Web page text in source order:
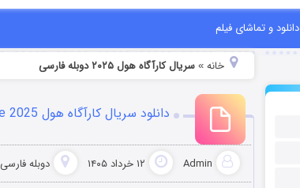
دانلود و تماشای فیلم
خانه» سریال کارآگاه هول ۲۰۲۵ دوبله فارسی
دانلود سریال کارآگاه هول Detective Hole 2025
Admin ۱۲ خرداد ۱۴۰۵ دوبله فارسی